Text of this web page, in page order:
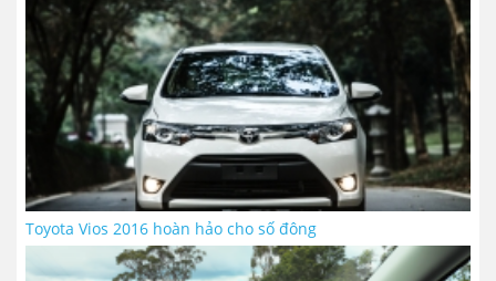
Toyota Vios 2016 hoàn hảo cho số đông